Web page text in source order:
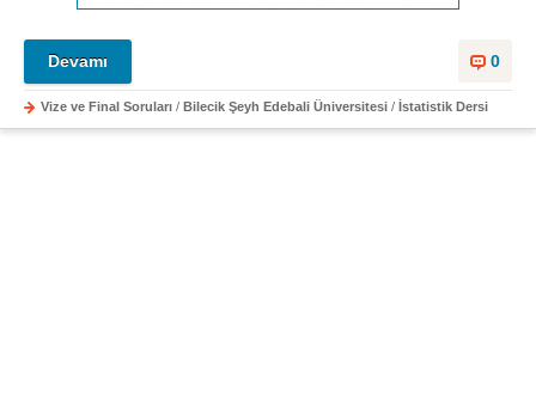
0
Devamı
Vize ve Final Soruları / Bilecik Şeyh Edebali Üniversitesi / İstatistik Dersi